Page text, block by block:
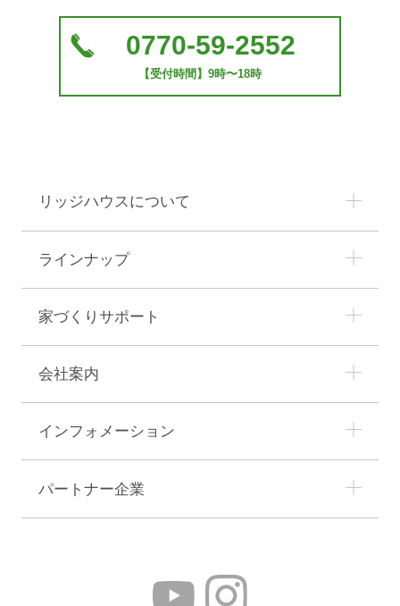
0770-59-2552
【受付時間】9時〜18時
リッジハウスについて
ラインナップ
家づくりサポート
会社案内
インフォメーション
パートナー企業